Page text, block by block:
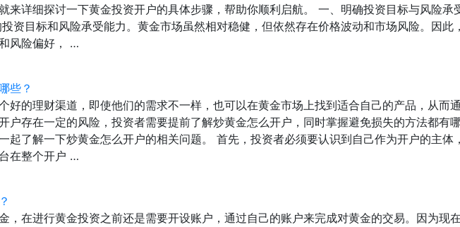
来详细探讨一下黄金投资开户的具体步骤，帮助你顺利启航。 一、明确投资目标与风险承
资目标和风险承受能力。黄金市场虽然相对稳健，但依然存在价格波动和市场风险。因此
风险偏好， …
些？
好的理财渠道，即使他们的需求不一样，也可以在黄金市场上找到适合自己的产品，从而
户存在一定的风险，投资者需要提前了解炒黄金怎么开户，同时掌握避免损失的方法都有哪
起了解一下炒黄金怎么开户的相关问题。 首先，投资者必须要认识到自己作为开户的主体
在整个开户 …
，在进行黄金投资之前还是需要开设账户，通过自己的账户来完成对黄金的交易。因为现